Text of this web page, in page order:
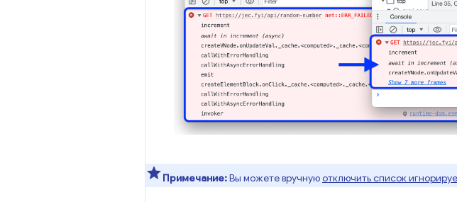
Примечание:Вы можете вручнуюотключить список